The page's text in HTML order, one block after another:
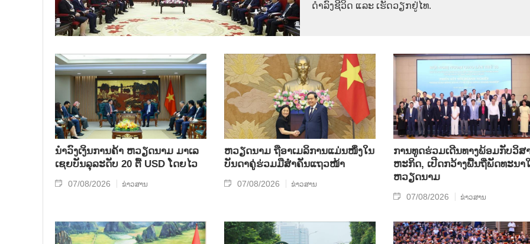
ດຳ​ລົງ​ຊີ​ວິດ ແລະ ເຮັດ​ວຽກ​ຢູ່​ໄທ.
ນຳ​ວົງ​ເງິນ​ການ​ຄ້າ ຫວຽດ​ນາມ ມາ​ເລ​
ເຊຍ​ບັນ​ລຸ​ລະ​ດັບ 20 ຕື້ USD ໂດຍ​ໄວ
07/08/2026 ຂ່າວສານ
ຫ​ວຽດ​ນາມ ຖື​ອາ​ເມ​ລິ​ການ​ແມ່ນ​ໜຶ່ງ​ໃນ​
ບັນ​ດາ​ຄູ່​ຮ່ວມ​ມື​ສຳ​ຄັນ​ແຖວ​ໜ້າ
07/08/2026 ຂ່າວສານ
ການ​ທູດ​ຮ່ວມ​ເດີນ​ທາງ​ພ້ອມກັບ​ວິ​ສ
ຫະ​ກ​ິດ, ເປີດກວ້າງ​ພື້ນ​ຖີ່​ພັດ​ທະ​ນາ​
ຫວຽດ​ນາມ
07/08/2026 ຂ່າວສານ